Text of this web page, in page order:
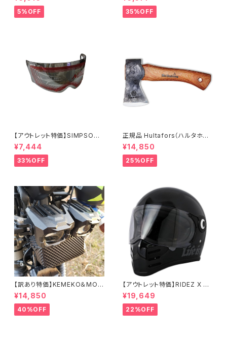
アイテム
5%OFF
難防止警報付きバイクロック
35%OFF
【アウトレット特価】SIMPSON
M30用クローム/ライトスモーク
シールド
¥7,444
33%OFF
正規品 Hultafors（ハルタホー
ス）オーゲルファンミニハチェッ
ト スウェーデン製 手斧
¥14,850
25%OFF
【訳あり特価】KEMEKO＆MOT
OWOLF プロジェクター式補助
強力ライト＆フォグ ハンターライ
トMDL5004 オールインワンタ
イプ
¥14,850
40%OFF
【アウトレット特価】RIDEZ X HE
LMET 数量限定モデル 2WHEE
L'S LIFE-Mサイズ バイク用フ
ルフェイスヘルメット
¥19,649
22%OFF